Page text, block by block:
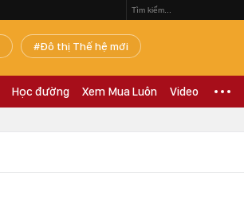
Đô thị Thế hệ mới
Học đường Xem Mua Luôn Video